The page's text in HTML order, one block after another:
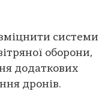
системи
оборони,
додаткових
дронів.